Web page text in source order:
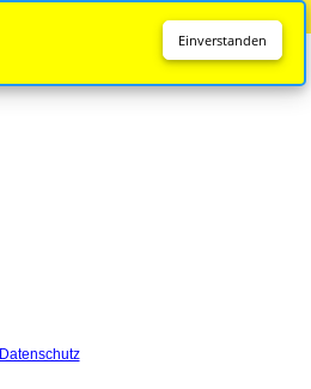
Datenschutz
Einverstanden